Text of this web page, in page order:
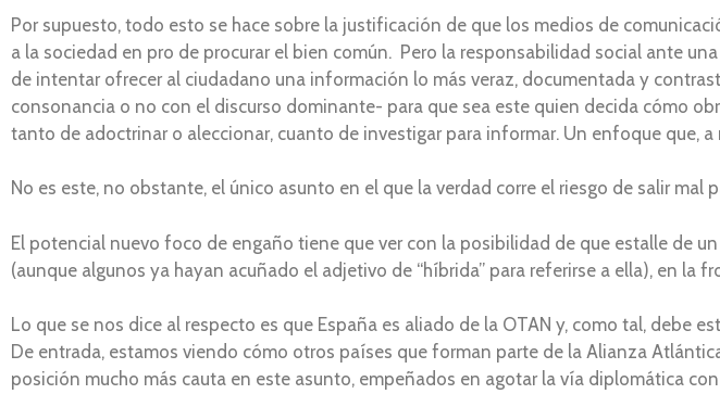
Por supuesto, todo esto se hace sobre la justificación de que los medios de
a la sociedad en pro de procurar el bien común. Pero la responsabilidad social ante
de intentar ofrecer al ciudadano una información lo más veraz, documentada y
consonancia o no con el discurso dominante- para que sea este quien decida cómo
tanto de adoctrinar o aleccionar, cuanto de investigar para informar. Un enfoque que,
No es este, no obstante, el único asunto en el que la verdad corre el riesgo de salir mal
El potencial nuevo foco de engaño tiene que ver con la posibilidad de que estalle de
(aunque algunos ya hayan acuñado el adjetivo de “híbrida” para referirse a ella), en la
Lo que se nos dice al respecto es que España es aliado de la OTAN y, como tal, debe
De entrada, estamos viendo cómo otros países que forman parte de la Alianza
posición mucho más cauta en este asunto, empeñados en agotar la vía diplomática